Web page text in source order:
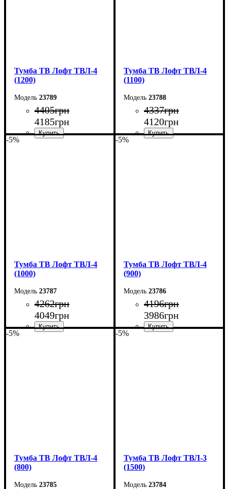
Тумба ТВ Лофт ТВЛ-4
(1200)
23789
4405грн
4185грн
Тумба ТВ Лофт ТВЛ-4
(1100)
23788
4337грн
4120грн
-5%
Тумба ТВ Лофт ТВЛ-4
(1000)
23787
4262грн
4049грн
-5%
Тумба ТВ Лофт ТВЛ-4
(900)
23786
4196грн
3986грн
-5%
Тумба ТВ Лофт ТВЛ-4
(800)
23785
-5%
Тумба ТВ Лофт ТВЛ-3
(1500)
23784